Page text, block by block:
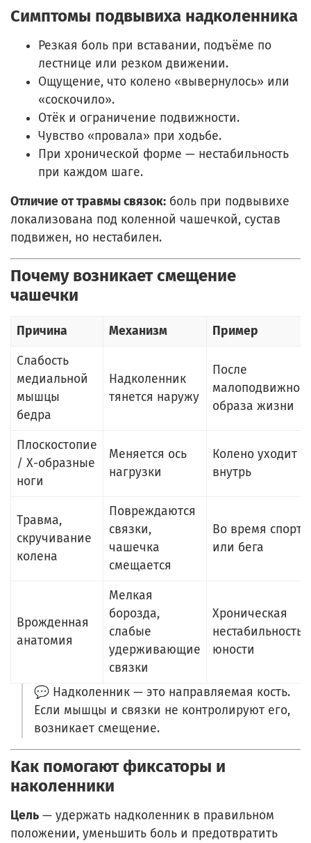
Симптомы подвывиха надколенника
Резкая боль при вставании, подъёме по
лестнице или резком движении.
Ощущение, что колено «вывернулось» или
«соскочило».
Отёк и ограничение подвижности.
Чувство «провала» при ходьбе.
При хронической форме — нестабильность
при каждом шаге.
Отличие от травмы связок: боль при подвывихе
локализована под коленной чашечкой, сустав
подвижен, но нестабилен.
Почему возникает смещение
чашечки
Причина Механизм Пример
Слабость
медиальной
мышцы
бедра
Надколенник
тянется наружу
После
образа жизни
Плоскостопие
/ Х-образные
ноги
Меняется ось
нагрузки
Колено уходит
внутрь
Травма,
скручивание
колена
Повреждаются
связки,
чашечка
смещается
Во время спорта
или бега
Врожденная
анатомия
Мелкая
борозда,
слабые
удерживающие
связки
Хроническая
нестабильность с
юности
💬 Надколенник — это направляемая кость.
Если мышцы и связки не контролируют его,
возникает смещение.
Как помогают фиксаторы и
наколенники
Цель — удержать надколенник в правильном
положении, уменьшить боль и предотвратить